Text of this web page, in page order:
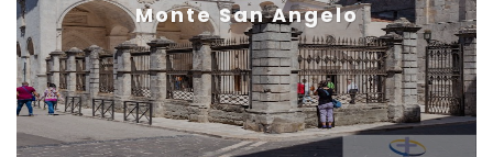
Monte San Angelo